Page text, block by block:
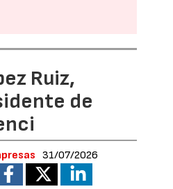
Ruiz,
de
31/07/2026